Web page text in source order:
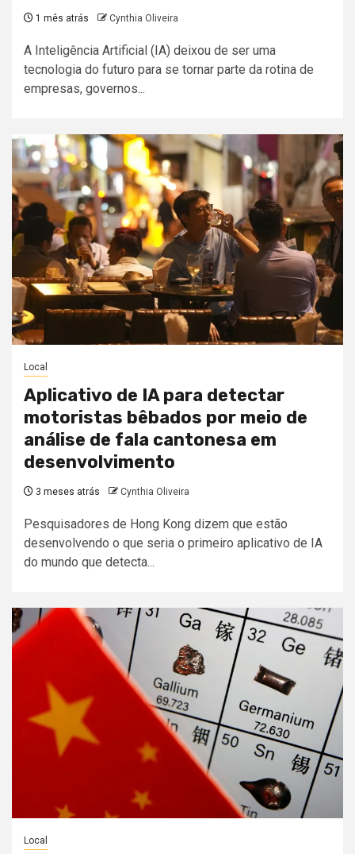
1 mês atrás Cynthia Oliveira
A Inteligência Artificial (IA) deixou de ser uma
tecnologia do futuro para se tornar parte da rotina de
empresas, governos...
Local
Aplicativo de IA para detectar
motoristas bêbados por meio de
análise de fala cantonesa em
desenvolvimento
3 meses atrás Cynthia Oliveira
Pesquisadores de Hong Kong dizem que estão
desenvolvendo o que seria o primeiro aplicativo de IA
do mundo que detecta...
Local